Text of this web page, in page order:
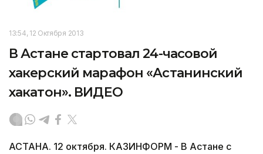
13:54, 12 Октября 2013
В Астане стартовал 24-часовой
хакерский марафон «Астанинский
хакатон». ВИДЕО
АСТАНА. 12 октября. КАЗИНФОРМ - В Астане с